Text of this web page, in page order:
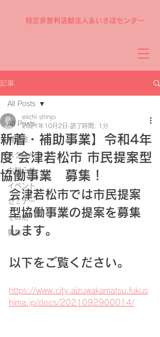
特定非営利活動法人あいさぽセンター
記事
All Posts
補助金
スクール
お知らせ
イベント
セミナー
その他
募集
All Posts
新着・補助事業】令和4年
度 会津若松市 市民提案型
協働事業 募集！
eiichi shinjo
2021年10月2日 読了時間: 1分
会津若松市では市民提案
型協働事業の提案を募集
します。
以下をご覧ください。
https://www.city.aizuwakamatsu.fukus
hima.jp/docs/2021092900014/